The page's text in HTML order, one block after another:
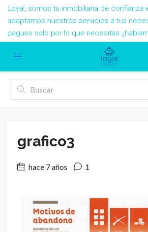
Loyal, somos tu inmobiliaria de confianza
adaptamos nuestros servicios a tus
pagues solo por lo que necesitas
grafico3
hace 7 años 1